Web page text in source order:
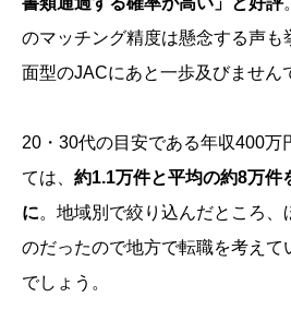
のマッチング精度は懸念する声も
面型のJACにあと一歩及びません
20・30代の目安である年収400万
ては、 約1.1万件と平均の約8万件
に。地域別で絞り込んだところ、
のだったので地方で転職を考えて
でしょう。